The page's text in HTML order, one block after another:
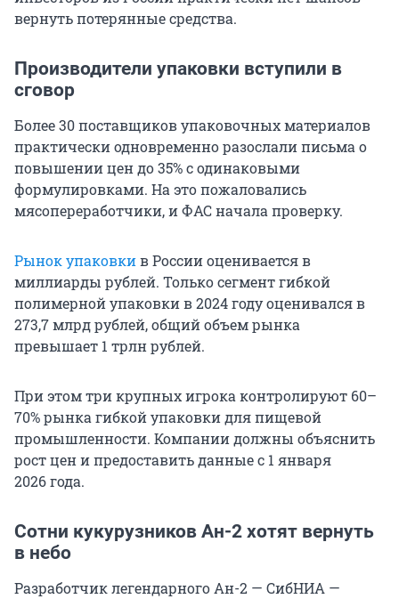
вернуть потерянные средства.
Производители упаковки вступили в
сговор
Более 30 поставщиков упаковочных материалов
практически одновременно разослали письма о
повышении цен до 35% с одинаковыми
формулировками. На это пожаловались
мясопереработчики, и ФАС начала проверку.
Рынок упаковкив России оценивается в
миллиарды рублей. Только сегмент гибкой
полимерной упаковки в 2024 году оценивался в
273,7 млрд рублей, общий объем рынка
превышает 1 трлн рублей.
При этом три крупных игрока контролируют 60–
70% рынка гибкой упаковки для пищевой
промышленности. Компании должны объяснить
рост цен и предоставить данные с 1 января
2026 года.
Сотни кукурузников Ан-2 хотят вернуть
в небо
Разработчик легендарного Ан-2 — СибНИА —